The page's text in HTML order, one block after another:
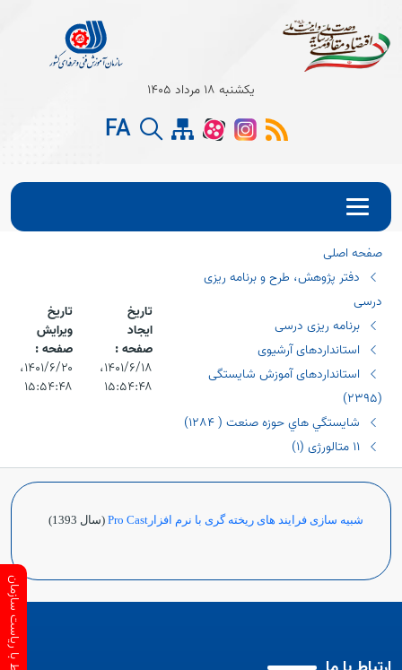
Open
یکشنبه 18 مرداد 1405
FA
صفحه اصلی
دفتر پژوهش، طرح و برنامه ریزی
درسی
برنامه ریزی درسی
استانداردهای آرشیوی
استانداردهای آموزش شایستگی
(٢٣٩٥)
شايستگي هاي حوزه صنعت ( ١٢٨٤)
١١ متالورژی (١)
تاریخ
ایجاد
صفحه :
۱۴۰۱/۶/۱۸،‏
۱۵:۵۴:۴۸
تاریخ
ویرایش
صفحه :
۱۴۰۱/۶/۲۰،‏
۱۵:۵۴:۴۸
شبیه سازی فرایند های ریخته گری با نرم افزارPro Cast (سال 1393)
ارتباط با ریاست سازمان